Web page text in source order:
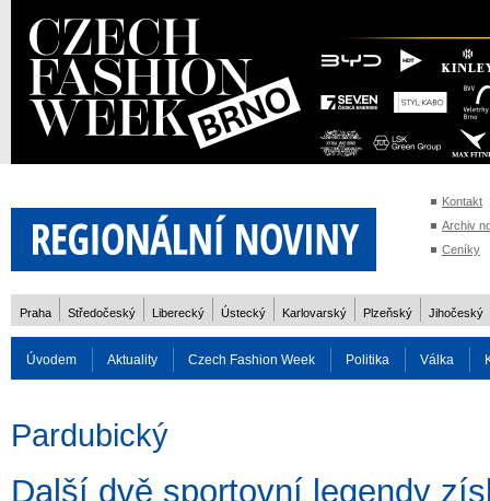
Kontakt
Archiv
Ceníky
Praha Středočeský Liberecký Ústecký Karlovarský Plzeňský Jihočeský
Úvodem Aktuality Czech Fashion Week Politika Válka
Rozhovory
Pardubický
Další dvě sportovní legendy